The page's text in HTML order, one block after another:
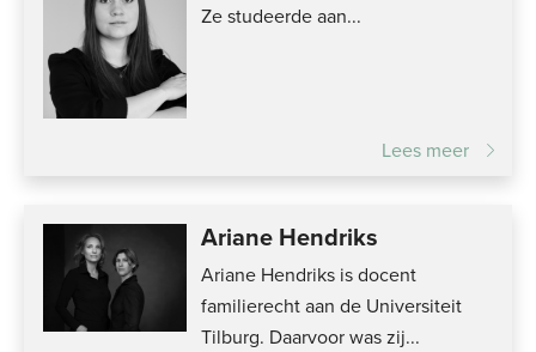
Voornaam (Z-A)
Ze studeerde aan...
Lees meer
Ariane Hendriks
Ariane Hendriks is docent
familierecht aan de Universiteit
Tilburg. Daarvoor was zij...